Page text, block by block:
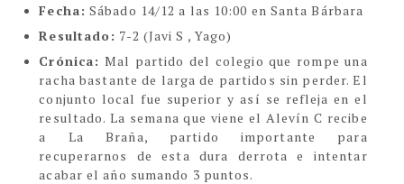
Fecha: Sábado 14/12 a las 10:00 en Santa Bárbara
Resultado: 7-2 (Javi S , Yago)
Crónica: Mal partido del colegio que rompe una
racha bastante de larga de partidos sin perder. El
conjunto local fue superior y así se refleja en el
resultado. La semana que viene el Alevín C recibe
a La Braña, partido importante para
recuperarnos de esta dura derrota e intentar
acabar el año sumando 3 puntos.